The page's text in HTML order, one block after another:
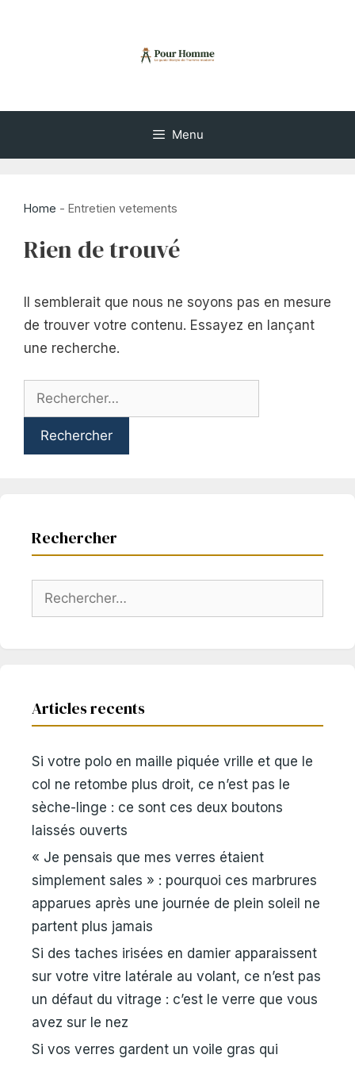
Menu
Home - Entretien vetements
Rien de trouvé
Il semblerait que nous ne soyons pas en mesure
de trouver votre contenu. Essayez en lançant
une recherche.
Rechercher :
Rechercher
Rechercher :
Articles recents
Si votre polo en maille piquée vrille et que le
col ne retombe plus droit, ce n’est pas le
sèche-linge : ce sont ces deux boutons
laissés ouverts
« Je pensais que mes verres étaient
simplement sales » : pourquoi ces marbrures
apparues après une journée de plein soleil ne
partent plus jamais
Si des taches irisées en damier apparaissent
sur votre vitre latérale au volant, ce n’est pas
un défaut du vitrage : c’est le verre que vous
avez sur le nez
Si vos verres gardent un voile gras qui